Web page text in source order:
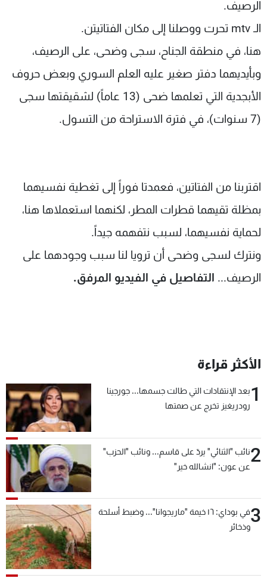
الرصيف.
الـ mtv تحرت ووصلنا إلى مكان الفتاتيتن.
هنا، في منطقة الجناح، سجى وضحى، على الرصيف،
وبأيديهما دفتر صغير عليه العلم السوري وبعض حروف
الأبجدية التي تعلمها ضحى (13 عاماً) لشقيقتها سجى
(7 سنوات)، في فترة الاستراحة من التسول.
اقتربنا من الفتاتين، فعمدتا فوراً إلى تغطية نفسيهما
بمظلة تقيهما قطرات المطر، لكنهما استعملاها هنا،
لحماية نفسيهما، لسبب نتفهمه جيداً.
ونترك لسجى وضحى أن ترويا لنا سبب وجودهما على
الرصيف... التفاصيل في الفيديو المرفق.
الأكثر قراءة
1بعد الإنتقادات التي طالت جسمها... جورجينا
رودريغيز تخرج عن صمتها
2نائب "الثنائي" يردّ على قاسم... ونائب "الحزب"
عن عون: "انشالله خير"
3
في بوداي: ١٦ خيمة "ماريجوانا"... وضبط أسلحة
وذخائر